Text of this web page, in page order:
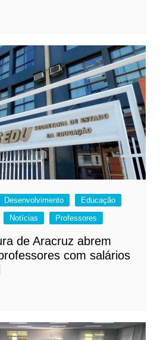
Desenvolvimento
Educação
Notícias Professores
de Aracruz abrem
com salários